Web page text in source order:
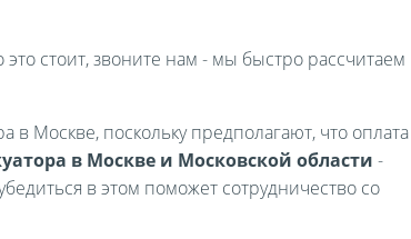
это стоит, звоните нам - мы быстро рассчитаем
в Москве, поскольку предполагают, что оплата
в Москве и Московской области -
в этом поможет сотрудничество со